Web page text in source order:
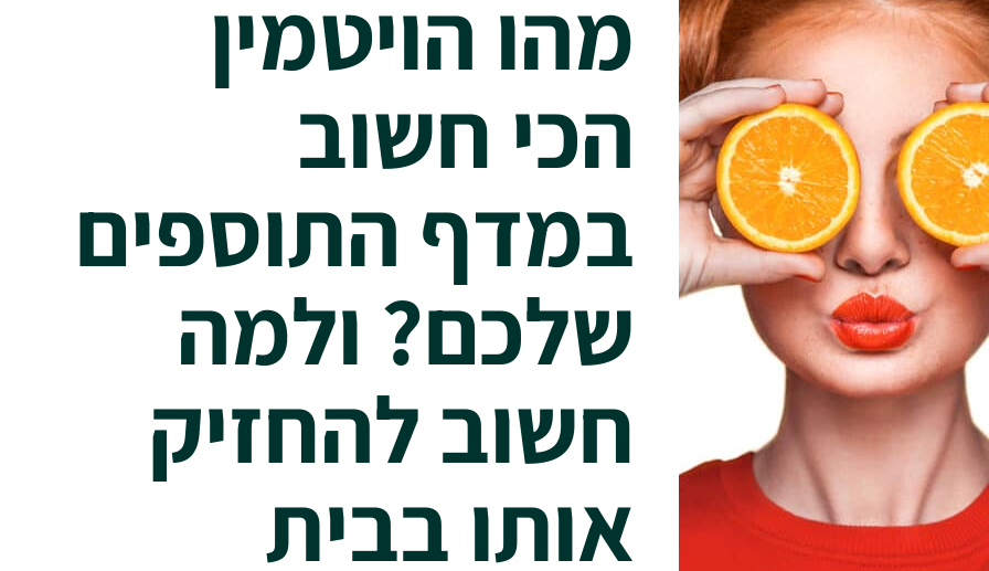
מהו הויטמין
הכי חשוב
במדף התוספים
שלכם? ולמה
חשוב להחזיק
אותו בבית